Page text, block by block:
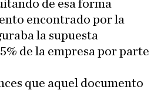
de esa forma
encontrado por la
la supuesta
de la empresa por parte
que aquel documento